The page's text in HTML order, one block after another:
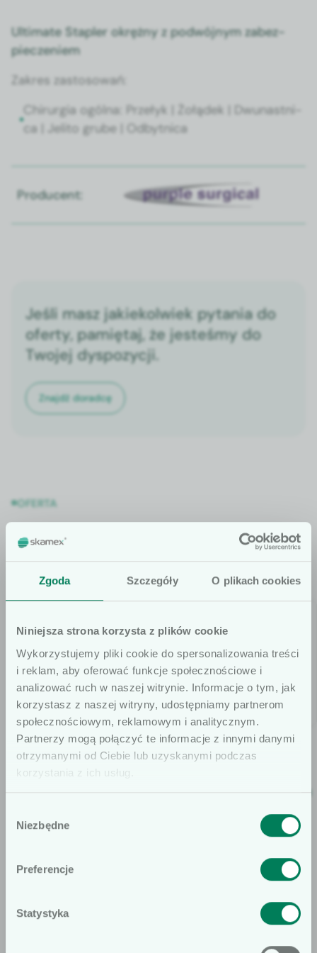
Zgoda Szczegóły O plikach cookies
Niniejsza strona korzysta z plików cookie
Wykorzystujemy pliki cookie do spersonalizowania treści
i reklam, aby oferować funkcje społecznościowe i
analizować ruch w naszej witrynie. Informacje o tym, jak
korzystasz z naszej witryny, udostępniamy partnerom
społecznościowym, reklamowym i analitycznym.
Partnerzy mogą połączyć te informacje z innymi danymi
otrzymanymi od Ciebie lub uzyskanymi podczas
korzystania z ich usług.
zgody
Niezbędne
Preferencje
Statystyka
Ulti­mate Sta­pler okrężny z pod­wójnym zabez­
piecze­niem
Zakres zas­tosowań:
Chirur­gia ogól­na: Przełyk | Żołądek | Dwu­nast­ni­
ca | Jeli­to grube | Odbyt­ni­ca
Producent:
Jeśli masz jakiekolwiek pytania do
oferty, pamiętaj, że jesteśmy do
Twojej dyspozycji.
Znajdź doradcę
OFERTA
Sprawdź także
Ultimate Stapler liniowy,
ze wskaźnikiem
Ultimate Stapler
okrężny z podwójnym
uchylnym kowadełkiem
KONTAKT
Szanowni użytkownicy
Informujemy, że prezentowane artykuły
profesjonalnie związanych z dziedziną
szczególności, kierujemy ofertę do
osób wykonujących zawód medyczny,
medycznymi oraz ich pracowników i